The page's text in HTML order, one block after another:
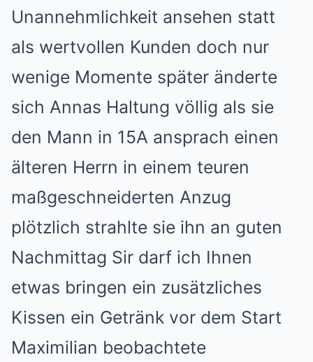
Unannehmlichkeit ansehen statt
als wertvollen Kunden doch nur
wenige Momente später änderte
sich Annas Haltung völlig als sie
den Mann in 15A ansprach einen
älteren Herrn in einem teuren
maßgeschneiderten Anzug
plötzlich strahlte sie ihn an guten
Nachmittag Sir darf ich Ihnen
etwas bringen ein zusätzliches
Kissen ein Getränk vor dem Start
Maximilian beobachtete